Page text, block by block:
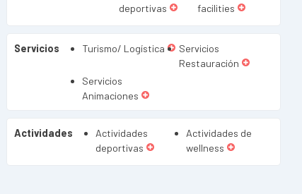
deportivas
facilities
Servicios Turismo/ Logística
Servicios
Restauración
Servicios
Animaciones
Actividades
Actividades
deportivas
Actividades de
wellness